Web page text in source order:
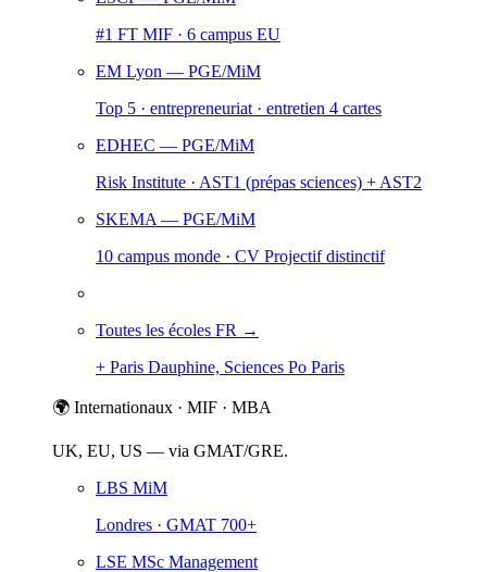
#1 FT MIF · 6 campus EU
EM Lyon — PGE/MiM
Top 5 · entrepreneuriat · entretien 4 cartes
EDHEC — PGE/MiM
Risk Institute · AST1 (prépas sciences) + AST2
SKEMA — PGE/MiM
10 campus monde · CV Projectif distinctif
Toutes les écoles FR →
+ Paris Dauphine, Sciences Po Paris
🌍 Internationaux · MIF · MBA
UK, EU, US — via GMAT/GRE.
LBS MiM
Londres · GMAT 700+
LSE MSc Management